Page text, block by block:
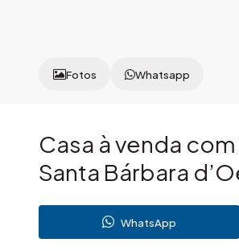
Fotos Whatsapp
Casa à venda
Santa Bárbara
WhatsApp